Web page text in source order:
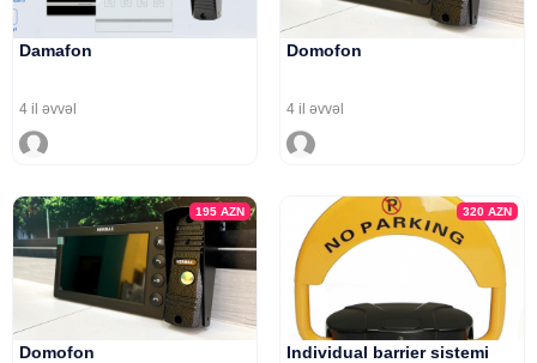
Damafon
4 il əvvəl
Domofon
4 il əvvəl
195AZN
Domofon
320 AZN
Individual barrier sistemi